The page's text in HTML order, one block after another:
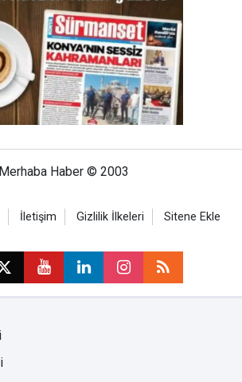
Merhaba Haber © 2003
İletişim Gizlilik İlkeleri Sitene Ekle